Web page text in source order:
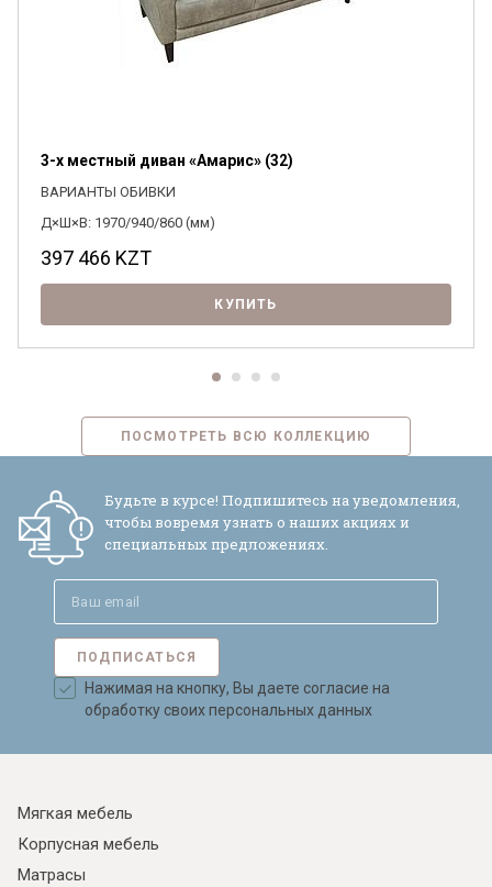
Я ознакомлен с
согласен на их обработку.
3-х местный диван «Амарис» (32)
ВАРИАНТЫ ОБИВКИ
Д×Ш×В: 1970/940/860 (мм)
397 466 KZT
КУПИТЬ
ПОСМОТРЕТЬ ВСЮ КОЛЛЕКЦИЮ
Будьте в курсе! Подпишитесь на уведомления,
чтобы вовремя узнать о наших акциях и
специальных предложениях.
ПОДПИСАТЬСЯ
Нажимая на кнопку, Вы даете согласие на
обработку своих персональных данных
Мягкая мебель
Корпусная мебель
Матрасы